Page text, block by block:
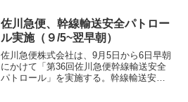
港、名古屋港、中...
佐川急便、幹線輸送安全パトロー
ル実施（９/5~翌早朝）
佐川急便株式会社は、9月5日から6日早朝
にかけて「第36回佐川急便幹線輸送安全
パトロール」を実施する。幹線輸送安全